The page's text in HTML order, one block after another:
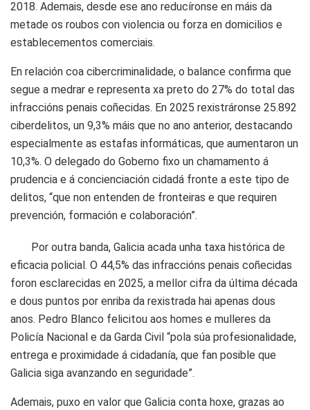
2018. Ademais, desde ese ano reducíronse en máis da
metade os roubos con violencia ou forza en domicilios e
establecementos comerciais.
En relación coa cibercriminalidade, o balance confirma que
segue a medrar e representa xa preto do 27% do total das
infraccións penais coñecidas. En 2025 rexistráronse 25.892
ciberdelitos, un 9,3% máis que no ano anterior, destacando
especialmente as estafas informáticas, que aumentaron un
10,3%. O delegado do Goberno fixo un chamamento á
prudencia e á concienciación cidadá fronte a este tipo de
delitos, “que non entenden de fronteiras e que requiren
prevención, formación e colaboración”.
Por outra banda, Galicia acada unha taxa histórica de
eficacia policial. O 44,5% das infraccións penais coñecidas
foron esclarecidas en 2025, a mellor cifra da última década
e dous puntos por enriba da rexistrada hai apenas dous
anos. Pedro Blanco felicitou aos homes e mulleres da
Policía Nacional e da Garda Civil “pola súa profesionalidade,
entrega e proximidade á cidadanía, que fan posible que
Galicia siga avanzando en seguridade”.
Ademais, puxo en valor que Galicia conta hoxe, grazas ao